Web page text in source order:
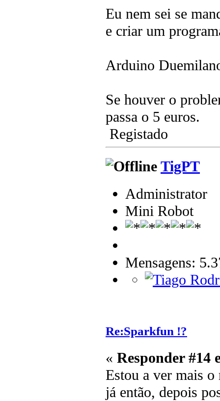
Eu nem sei se
e criar um
Arduino
Se houver o
passa o 5 euros.
Registado
TigPT
Administrator
Mini Robot
Mensagens:
Re:Sparkfun !?
« Responder #14
Estou a ver mais o
já então, depois